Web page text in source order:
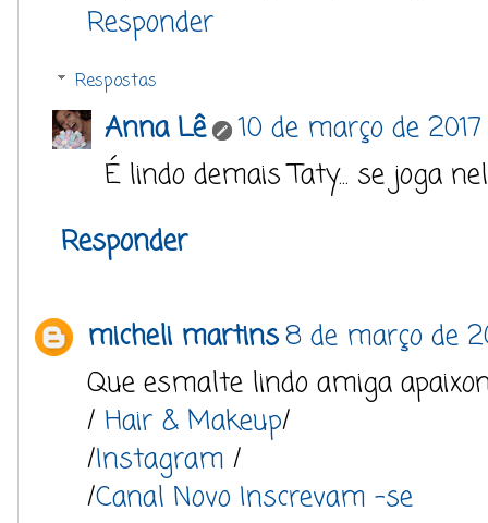
Responder
Respostas
Anna Lê
10 de março de 2017
É lindo demais Taty... se joga
Responder
micheli martins8 de março de
Que esmalte lindo amiga
/ Hair & Makeup/
/Instagram /
/Canal Novo Inscrevam -se